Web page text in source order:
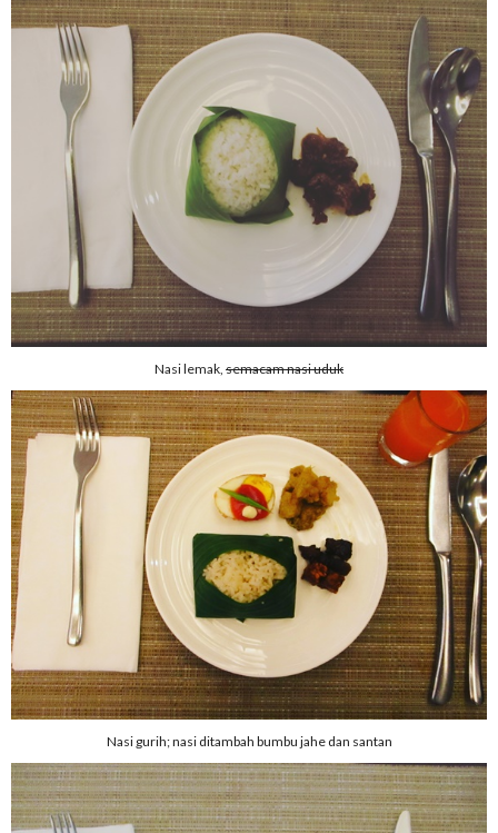
Nasi lemak, semacam nasi uduk
Nasi gurih; nasi ditambah bumbu jahe dan santan